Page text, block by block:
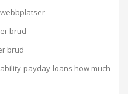
brud
brud
payday-loans how much